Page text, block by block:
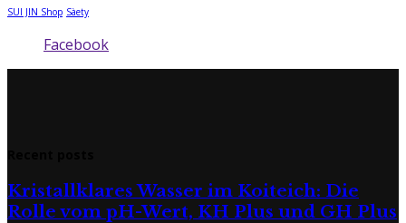
SUI JIN Shop Sàety
Facebook
Kristallklares Wasser im Koiteich: Die
Rolle vom pH-Wert, KH Plus und GH Plus